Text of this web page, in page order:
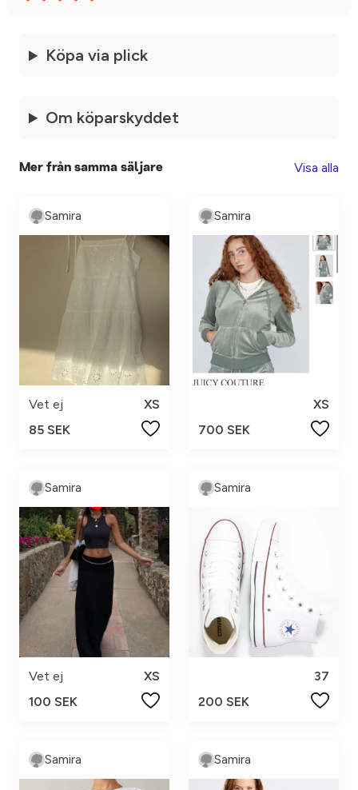
Köpa via plick
Om köparskyddet
Mer från samma säljare Visa alla
Samira
Vet ej
XS
85 SEK
Samira
XS
700 SEK
Samira
Vet ej
XS
100 SEK
Samira
37
200 SEK
Samira Samira